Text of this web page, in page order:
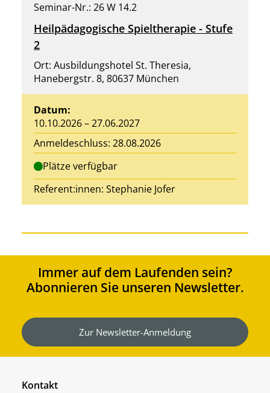
Seminar-Nr.: 26 W 14.2
Heilpädagogische Spieltherapie - Stufe
2
Ort: Ausbildungshotel St. Theresia,
Hanebergstr. 8, 80637 München
Datum:
10.10.2026 – 27.06.2027
Anmeldeschluss: 28.08.2026
Plätze verfügbar
Referent:innen: Stephanie Jofer
Immer auf dem Laufenden sein?
Abonnieren Sie unseren Newsletter.
Zur Newsletter-Anmeldung
Kontakt